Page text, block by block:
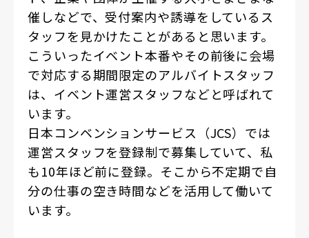
催しなどで、受付案内や誘導をしているス
タッフを見かけたことがあると思います。
こういったイベント本番やその前後に会場
で対応する期間限定のアルバイトスタッフ
は、イベント運営スタッフなどと呼ばれて
います。
日本コンベンションサービス（JCS）では
運営スタッフを登録制で募集していて、私
も10年ほど前に登録。そこから不定期で自
分の仕事の空き時間などを活用して働いて
います。